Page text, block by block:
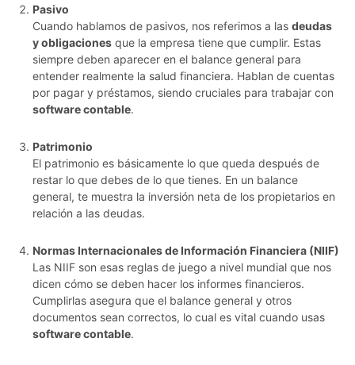
Pasivo
Cuando hablamos de pasivos, nos referimos a las deudas
y obligaciones que la empresa tiene que cumplir. Estas
siempre deben aparecer en el balance general para
entender realmente la salud financiera. Hablan de cuentas
por pagar y préstamos, siendo cruciales para trabajar con
software contable.
Patrimonio
El patrimonio es básicamente lo que queda después de
restar lo que debes de lo que tienes. En un balance
general, te muestra la inversión neta de los propietarios en
relación a las deudas.
Normas Internacionales de Información Financiera (NIIF)
Las NIIF son esas reglas de juego a nivel mundial que nos
dicen cómo se deben hacer los informes financieros.
Cumplirlas asegura que el balance general y otros
documentos sean correctos, lo cual es vital cuando usas
software contable.